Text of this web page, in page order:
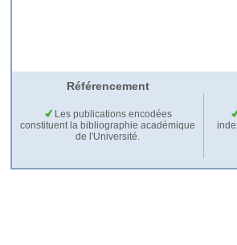
Référencement
Les publications encodées
constituent la bibliographie académique
de l'Université.